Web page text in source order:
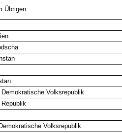
Übrigen
Demokratische Volksrepublik
Republik
Volksrepublik